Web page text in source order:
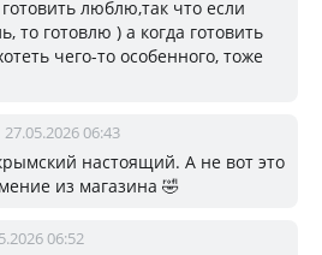
люблю,так что если
то готовлю ) а когда готовить
чего-то особенного, тоже
27.05.2026 06:43
настоящий. А не вот это
из магазина 🤣
06:52